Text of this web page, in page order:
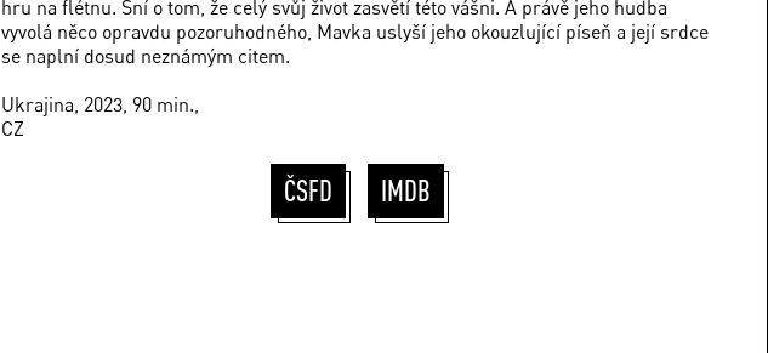
hru na flétnu. Sní o tom, že celý svůj život zasvětí této vášni. A právě jeho hudba
vyvolá něco opravdu pozoruhodného, Mavka uslyší jeho okouzlující píseň a její srdce
se naplní dosud neznámým citem.
Ukrajina, 2023, 90 min.,
CZ
ČSFD IMDB